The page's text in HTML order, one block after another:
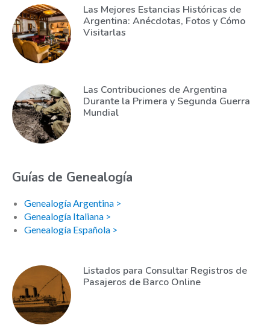
Las Mejores Estancias Históricas de
Argentina: Anécdotas, Fotos y Cómo
Visitarlas
Las Contribuciones de Argentina
Durante la Primera y Segunda Guerra
Mundial
Guías de Genealogía
Genealogía Argentina >
Genealogía Italiana >
Genealogía Española >
Listados para Consultar Registros de
Pasajeros de Barco Online